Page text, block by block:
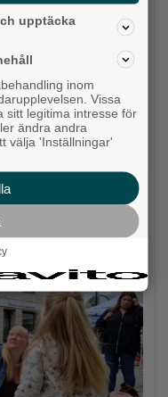
upptäcka
inom
Vissa
sitt legitima intresse för
ändra andra
välja 'Inställningar'